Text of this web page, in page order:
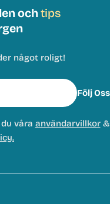
ochtips
något roligt!
Följ Oss
våra användarvillkor&